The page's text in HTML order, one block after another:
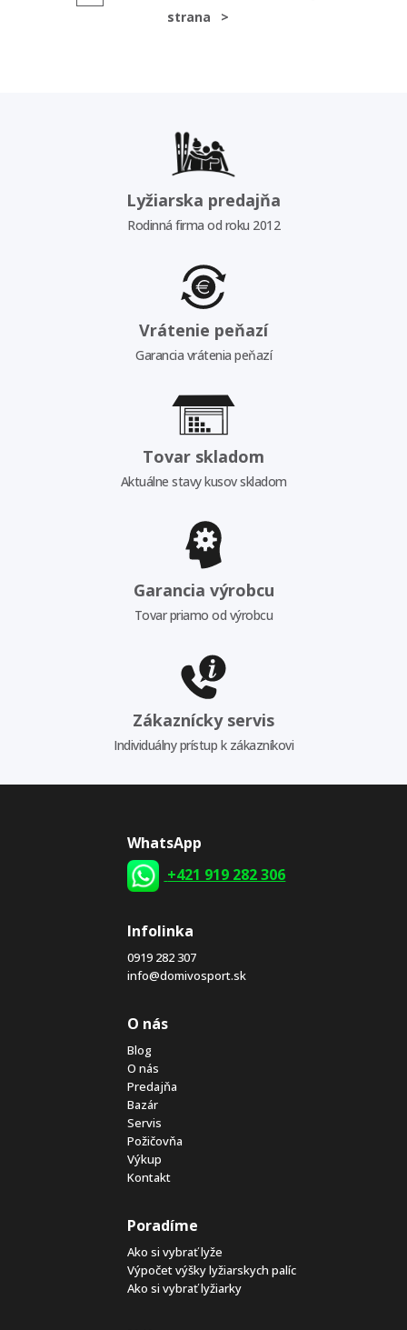
strana
>
Lyžiarska predajňa
Rodinná firma od roku 2012
Vrátenie peňazí
Garancia vrátenia peňazí
Tovar skladom
Aktuálne stavy kusov skladom
Garancia výrobcu
Tovar priamo od výrobcu
Zákaznícky servis
Individuálny prístup k zákazníkovi
WhatsApp
+421 919 282 306
Infolinka
0919 282 307
info@domivosport.sk
O nás
Blog
O nás
Predajňa
Bazár
Servis
Požičovňa
Výkup
Kontakt
Poradíme
Ako si vybrať lyže
Výpočet výšky lyžiarskych palíc
Ako si vybrať lyžiarky